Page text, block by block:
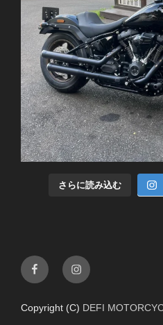
さらに読み込む
FacebookInstagram
Copyright (C) DEFI